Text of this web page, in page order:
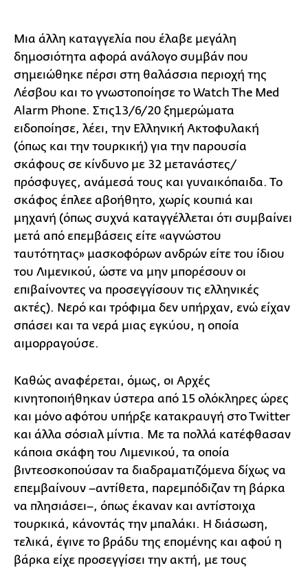
Μια άλλη καταγγελία που έλαβε μεγάλη
δημοσιότητα αφορά ανάλογο συμβάν που
σημειώθηκε πέρσι στη θαλάσσια περιοχή της
Λέσβου και το γνωστοποίησε το Watch The Med
Alarm Phone. Στις13/6/20 ξημερώματα
ειδοποίησε, λέει, την Ελληνική Ακτοφυλακή
(όπως και την τουρκική) για την παρουσία
σκάφους σε κίνδυνο με 32 μετανάστες/
πρόσφυγες, ανάμεσά τους και γυναικόπαιδα. Το
σκάφος έπλεε αβοήθητο, χωρίς κουπιά και
μηχανή (όπως συχνά καταγγέλλεται ότι συμβαίνει
μετά από επεμβάσεις είτε «αγνώστου
ταυτότητας» μασκοφόρων ανδρών είτε του ίδιου
του Λιμενικού, ώστε να μην μπορέσουν οι
επιβαίνοντες να προσεγγίσουν τις ελληνικές
ακτές). Νερό και τρόφιμα δεν υπήρχαν, ενώ είχαν
σπάσει και τα νερά μιας εγκύου, η οποία
αιμορραγούσε.
Καθώς αναφέρεται, όμως, οι Αρχές
κινητοποιήθηκαν ύστερα από 15 ολόκληρες ώρες
και μόνο αφότου υπήρξε κατακραυγή στο Τwitter
και άλλα σόσιαλ μίντια. Με τα πολλά κατέφθασαν
κάποια σκάφη του Λιμενικού, τα οποία
βιντεοσκοπούσαν τα διαδραματιζόμενα δίχως να
επεμβαίνουν –αντίθετα, παρεμπόδιζαν τη βάρκα
να πλησιάσει–, όπως έκαναν και αντίστοιχα
τουρκικά, κάνοντάς την μπαλάκι. Η διάσωση,
τελικά, έγινε το βράδυ της επομένης και αφού η
βάρκα είχε προσεγγίσει την ακτή, με τους